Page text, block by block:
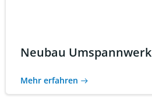
Neubau Umspannwerk
Mehr erfahren